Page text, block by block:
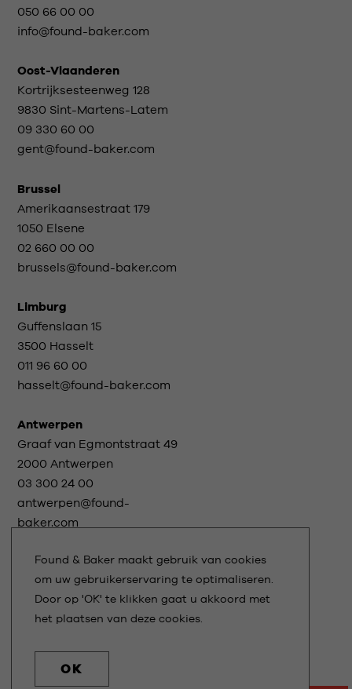
050 66 00 00
info@found-baker.com
Oost-Vlaanderen
Kortrijksesteenweg 128
9830 Sint-Martens-Latem
09 330 60 00
gent@found-baker.com
Brussel
Amerikaansestraat 179
1050 Elsene
02 660 00 00
brussels@found-baker.com
Limburg
Guffenslaan 15
3500 Hasselt
011 96 60 00
hasselt@found-baker.com
Antwerpen
Graaf van Egmontstraat 49
2000 Antwerpen
03 300 24 00
antwerpen@found-
baker.com
Blijf op de hoogte
GEBRUIKSVOORWAARDEN
NEWDAYS
Found & Baker maakt gebruik van cookies
om uw gebruikerservaring te optimaliseren.
Door op 'OK' te klikken gaat u akkoord met
het plaatsen van deze cookies.
OK